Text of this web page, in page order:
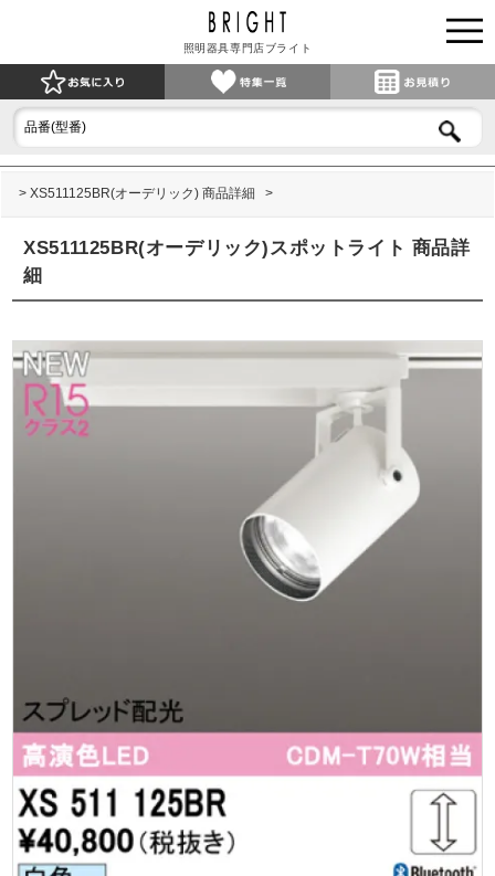
照明器具専門店ブライト
XS511125BR(オーデリック) 商品詳細
XS511125BR(オーデリック)スポットライト 商品詳
細